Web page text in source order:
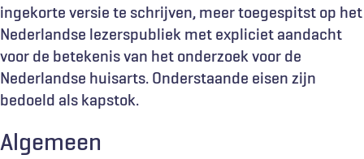
ingekorte versie te schrijven, meer toegespitst op het
Nederlandse lezerspubliek met expliciet aandacht
voor de betekenis van het onderzoek voor de
Nederlandse huisarts. Onderstaande eisen zijn
bedoeld als kapstok.
Algemeen